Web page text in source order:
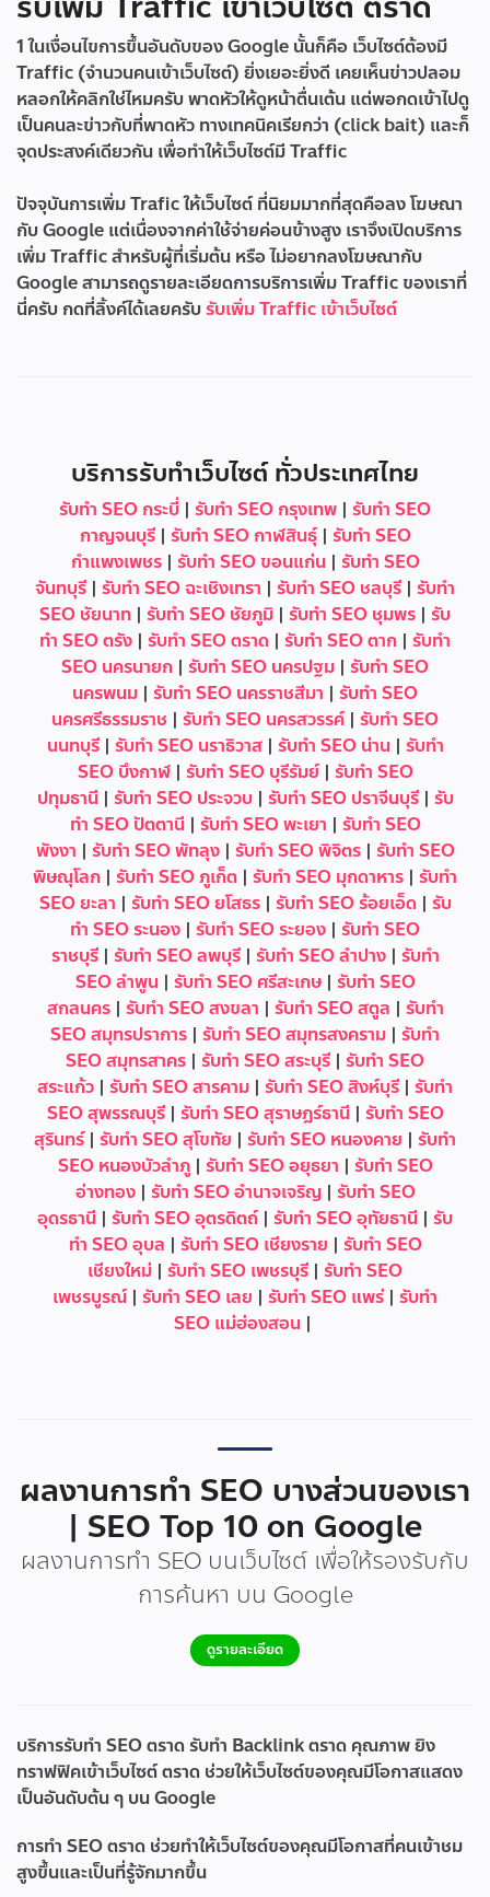
1 ในเงื่อนไขการขึ้นอันดับของ Google นั้นก็คือ เว็บไซต์ต้องมี
Traffic (จำนวนคนเข้าเว็บไซต์) ยิ่งเยอะยิ่งดี เคยเห็นข่าวปลอม
หลอกให้คลิกใช่ไหมครับ พาดหัวให้ดูหน้าตื่นเต้น แต่พอกดเข้าไปดู
เป็นคนละข่าวกับที่พาดหัว ทางเทคนิคเรียกว่า (click bait) และก็
จุดประสงค์เดียวกัน เพื่อทำให้เว็บไซต์มี Traffic
ปัจจุบันการเพิ่ม Trafic ให้เว็บไซต์ ที่นิยมมากที่สุดคือลง โฆษณา
กับ Google แต่เนื่องจากค่าใช้จ่ายค่อนข้างสูง เราจึงเปิดบริการ
เพิ่ม Traffic สำหรับผู้ที่เริ่มต้น หรือ ไม่อยากลงโฆษณากับ
Google สามารถดูรายละเอียดการบริการเพิ่ม Traffic ของเราที่
นี่ครับ กดที่ลิ้งค์ได้เลยครับรับเพิ่ม Traffic เข้าเว็บไซต์
บริการรับทำเว็บไซต์ ทั่วประเทศไทย
รับทำ SEO กระบี่ | รับทำ SEO กรุงเทพ | รับทำ SEO
กาญจนบุรี| รับทำ SEO กาฬสินธุ์| รับทำ SEO
กำแพงเพชร| รับทำ SEO ขอนแก่น| รับทำ SEO
จันทบุรี | รับทำ SEO ฉะเชิงเทรา | รับทำ SEO ชลบุรี | รับทำ
SEO ชัยนาท | รับทำ SEO ชัยภูมิ | รับทำ SEO ชุมพร | รับ
ทำ SEO ตรัง | รับทำ SEO ตราด | รับทำ SEO ตาก | รับทำ
SEO นครนายก | รับทำ SEO นครปฐม | รับทำ SEO
นครพนม | รับทำ SEO นครราชสีมา | รับทำ SEO
นครศรีธรรมราช | รับทำ SEO นครสวรรค์| รับทำ SEO
นนทบุรี| รับทำ SEO นราธิวาส| รับทำ SEO น่าน| รับทำ
SEO บึงกาฬ| รับทำ SEO บุรีรัมย์| รับทำ SEO
ปทุมธานี| รับทำ SEO ประจวบ| รับทำ SEO ปราจีนบุรี| รับ
ทำ SEO ปัตตานี| รับทำ SEO พะเยา | รับทำ SEO
พังงา | รับทำ SEO พัทลุง| รับทำ SEO พิจิตร| รับทำ SEO
พิษณุโลก | รับทำ SEO ภูเก็ต | รับทำ SEO มุกดาหาร | รับทำ
SEO ยะลา | รับทำ SEO ยโสธร| รับทำ SEO ร้อยเอ็ด| รับ
ทำ SEO ระนอง | รับทำ SEO ระยอง | รับทำ SEO
ราชบุรี| รับทำ SEO ลพบุรี| รับทำ SEO ลำปาง| รับทำ
SEO ลำพูน| รับทำ SEO ศรีสะเกษ| รับทำ SEO
สกลนคร| รับทำ SEO สงขลา | รับทำ SEO สตูล | รับทำ
SEO สมุทรปราการ | รับทำ SEO สมุทรสงคราม | รับทำ
SEO สมุทรสาคร | รับทำ SEO สระบุรี | รับทำ SEO
สระแก้ว | รับทำ SEO สารคาม | รับทำ SEO สิงห์บุรี | รับทำ
SEO สุพรรณบุรี| รับทำ SEO สุราษฎร์ธานี| รับทำ SEO
สุรินทร์| รับทำ SEO สุโขทัย | รับทำ SEO หนองคาย | รับทำ
SEO หนองบัวลำภู| รับทำ SEO อยุธยา | รับทำ SEO
อ่างทอง| รับทำ SEO อำนาจเจริญ| รับทำ SEO
อุดรธานี | รับทำ SEO อุตรดิตถ์| รับทำ SEO อุทัยธานี | รับ
ทำ SEO อุบล | รับทำ SEO เชียงราย | รับทำ SEO
เชียงใหม่ | รับทำ SEO เพชรบุรี | รับทำ SEO
เพชรบูรณ์| รับทำ SEO เลย | รับทำ SEO แพร่ | รับทำ
SEO แม่ฮ่องสอน |
ผลงานการทำ SEO บางส่วนของเรา
| SEO Top 10 on Google
ผลงานการทำ SEO บนเว็บไซต์ เพื่อให้รองรับกับ
การค้นหา บน Google
ดูรายละเอียด
บริการรับทำ SEO ตราด รับทำ Backlink ตราด คุณภาพ ยิง
ทราฟฟิคเข้าเว็บไซต์ ตราด ช่วยให้เว็บไซต์ของคุณมีโอกาสแสดง
เป็นอันดับต้น ๆ บน Google
การทำ SEO ตราด ช่วยทำให้เว็บไซต์ของคุณมีโอกาสที่คนเข้าชม
สูงขึ้นและเป็นที่รู้จักมากขึ้น